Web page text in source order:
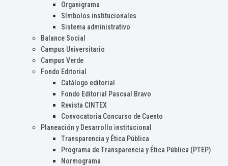
Organigrama
Símbolos institucionales
Sistema administrativo
Balance Social
Campus Universitario
Campus Verde
Fondo Editorial
Catálogo editorial
Fondo Editorial Pascual Bravo
Revista CINTEX
Convocatoria Concurso de Cuento
Planeación y Desarrollo institucional
Transparencia y Ética Pública
Programa de Transparencia y Ética Pública (PTEP)
Normograma